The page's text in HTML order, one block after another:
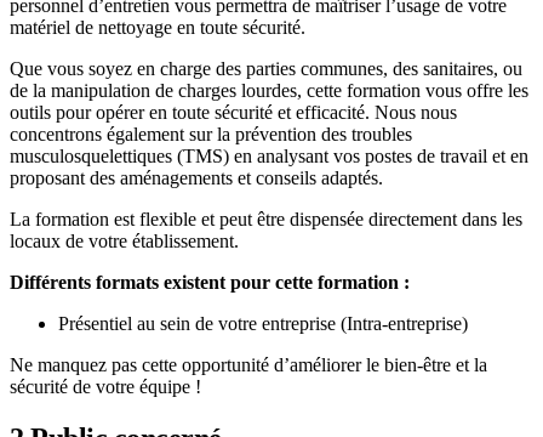
personnel d’entretien vous permettra de maîtriser l’usage de votre
matériel de nettoyage en toute sécurité.
Que vous soyez en charge des parties communes, des sanitaires, ou
de la manipulation de charges lourdes, cette formation vous offre les
outils pour opérer en toute sécurité et efficacité. Nous nous
concentrons également sur la prévention des troubles
musculosquelettiques (TMS) en analysant vos postes de travail et en
proposant des aménagements et conseils adaptés.
La formation est flexible et peut être dispensée directement dans les
locaux de votre établissement.
Différents formats existent pour cette formation :
Présentiel au sein de votre entreprise (Intra-entreprise)
Ne manquez pas cette opportunité d’améliorer le bien-être et la
sécurité de votre équipe !